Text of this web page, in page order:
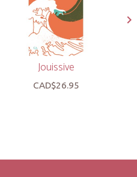
Jouissive
CAD$26.95